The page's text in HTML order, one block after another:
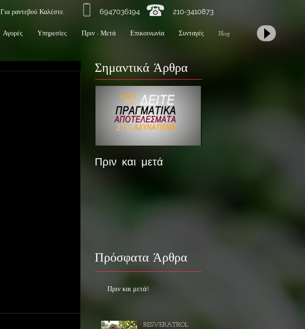
Αγορές Υπηρεσίες Πριν - Μετά Επικοινωνία Συνταγές Blog
Για ραντεβού Καλέστε: 6947036194 210-3410873
Σημαντικά Άρθρα
Πριν και μετά
Πρόσφατα Άρθρα
Πριν και μετά!!
RESVERATROL